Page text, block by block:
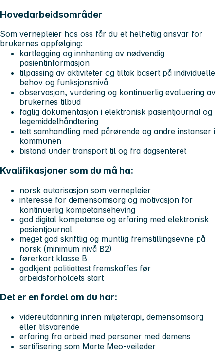
Hovedarbeidsområder
Som vernepleier hos oss får du et helhetlig ansvar for
brukernes oppfølging:
kartlegging og innhenting av nødvendig
pasientinformasjon
tilpassing av aktiviteter og tiltak basert på individuelle
behov og funksjonsnivå
observasjon, vurdering og kontinuerlig evaluering av
brukernes tilbud
faglig dokumentasjon i elektronisk pasientjournal og
legemiddelhåndtering
tett samhandling med pårørende og andre instanser i
kommunen
bistand under transport til og fra dagsenteret
Kvalifikasjoner som du må ha:
norsk autorisasjon som vernepleier
interesse for demensomsorg og motivasjon for
kontinuerlig kompetanseheving
god digital kompetanse og erfaring med elektronisk
pasientjournal
meget god skriftlig og muntlig fremstillingsevne på
norsk (minimum nivå B2)
førerkort klasse B
godkjent politiattest fremskaffes før
arbeidsforholdets start
Det er en fordel om du har:
videreutdanning innen miljøterapi, demensomsorg
eller tilsvarende
erfaring fra arbeid med personer med demens
sertifisering som Marte Meo-veileder